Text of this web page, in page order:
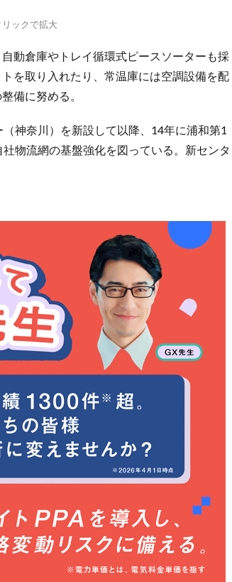
ックで拡大
動倉庫やトレイ循環式ピースソーターも採
を取り入れたり、常温庫には空調設備を配
備に努める。
神奈川）を新設して以降、14年に浦和第1
物流網の基盤強化を図っている。新センタ